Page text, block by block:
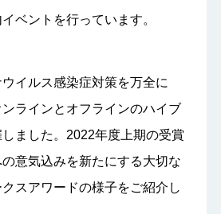
ベントを行っています。
イルス感染症対策を万全に
ラインとオフラインのハイブ
ました。2022年度上期の受賞
意気込みを新たにする大切な
スアワードの様子をご紹介し